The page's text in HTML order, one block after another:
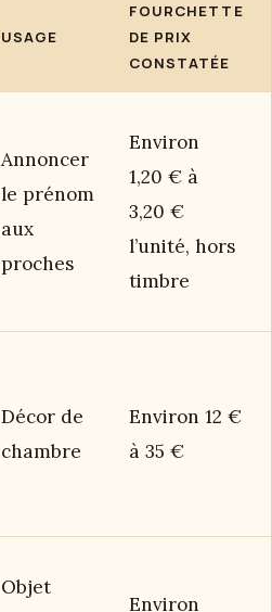
USAGE
FOURCHETTE
DE PRIX
CONSTATÉE
Annoncer
le prénom
aux
proches
Environ
1,20 € à
3,20 €
l’unité, hors
timbre
Décor de
chambre
Environ 12 €
à 35 €
Objet
Environ